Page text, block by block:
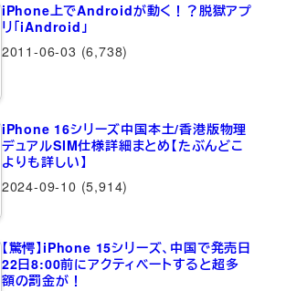
iPhone上でAndroidが動く！？脱獄アプ
リ「iAndroid」
2011-06-03 (6,738)
iPhone 16シリーズ中国本土/香港版物理
デュアルSIM仕様詳細まとめ【たぶんどこ
よりも詳しい】
2024-09-10 (5,914)
【驚愕】iPhone 15シリーズ、中国で発売日
22日8:00前にアクティベートすると超多
額の罰金が！